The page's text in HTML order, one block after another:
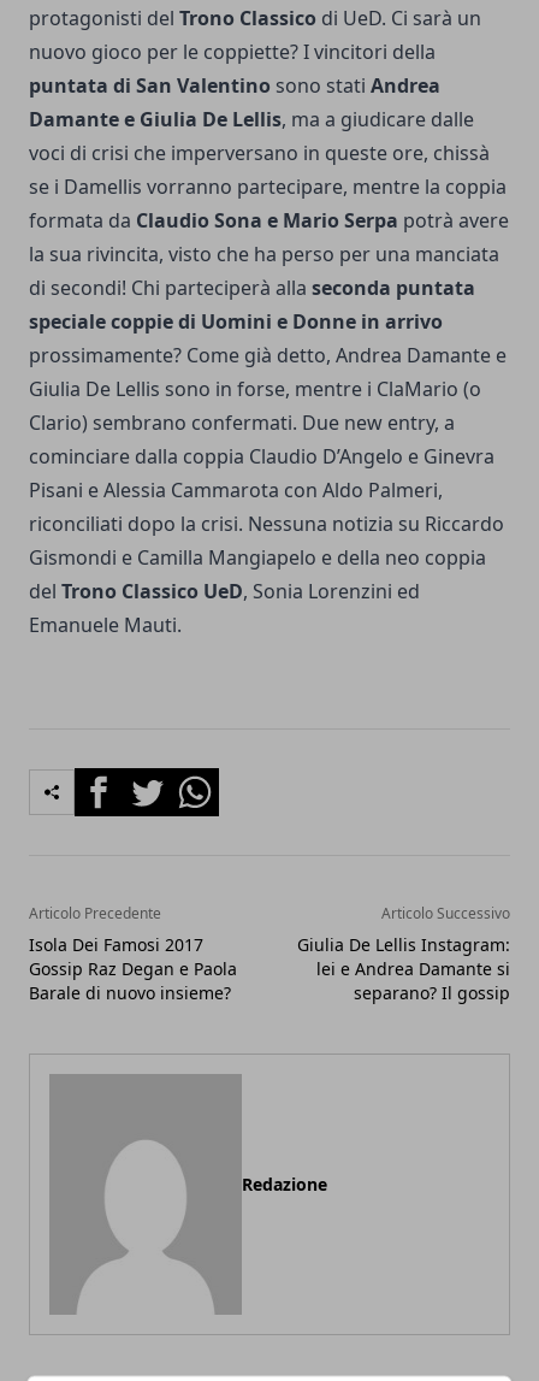
protagonisti del Trono Classico di UeD. Ci sarà un
nuovo gioco per le coppiette? I vincitori della
puntata di San Valentino sono stati Andrea
Damante e Giulia De Lellis, ma a giudicare dalle
voci di crisi che imperversano in queste ore, chissà
se i Damellis vorranno partecipare, mentre la coppia
formata da Claudio Sona e Mario Serpa potrà avere
la sua rivincita, visto che ha perso per una manciata
di secondi! Chi parteciperà alla seconda puntata
speciale coppie di Uomini e Donne in arrivo
prossimamente? Come già detto, Andrea Damante e
Giulia De Lellis sono in forse, mentre i ClaMario (o
Clario) sembrano confermati. Due new entry, a
cominciare dalla coppia Claudio D’Angelo e Ginevra
Pisani e Alessia Cammarota con Aldo Palmeri,
riconciliati dopo la crisi. Nessuna notizia su Riccardo
Gismondi e Camilla Mangiapelo e della neo coppia
del Trono Classico UeD, Sonia Lorenzini ed
Emanuele Mauti.
FacebookTwitterWhatsapp
Articolo Precedente
Isola Dei Famosi 2017
Gossip Raz Degan e Paola
Barale di nuovo insieme?
Articolo Successivo
Giulia De Lellis Instagram:
lei e Andrea Damante si
separano? Il gossip
Redazione